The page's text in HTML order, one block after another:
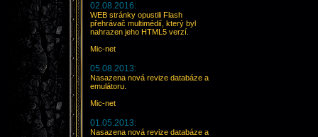
02.08.2016:
WEB stránky opustili Flash
přehrávač multimédií, který byl
nahrazen jeho HTML5 verzí.
Mic-net
05.08.2013:
Nasazena nová revize databáze a
emulátoru.
Mic-net
01.05.2013:
Nasazena nová revize databáze a